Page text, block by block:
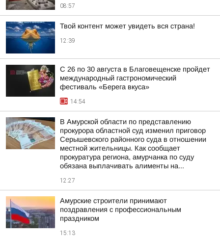
08:57
Твой контент может увидеть вся страна!
12:39
С 26 по 30 августа в Благовещенске пройдет
международный гастрономический
фестиваль «Берега вкуса»
14:54
В Амурской области по представлению
прокурора областной суд изменил приговор
Серышевского районного суда в отношении
местной жительницы. Как сообщает
прокуратура региона, амурчанка по суду
обязана выплачивать алименты на...
12:27
Амурские строители принимают
поздравления с профессиональным
праздником
15:13